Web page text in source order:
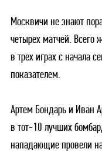
Москвичи не знают
четырех матчей.
в трех играх с начала
показателем.
Артем Бондарь и Иван
в тот-10 лучших
нападающие провели